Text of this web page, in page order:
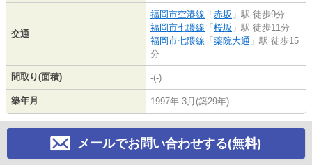
交通
福岡市空港線 「 赤坂 」駅 徒歩9分
福岡市七隈線 「 桜坂 」駅 徒歩11分
福岡市七隈線 「 薬院大通 」駅 徒歩15
分
間取り(面積) -(-)
築年月 1997年 3月(築29年)
メールでお問い合わせする(無料)